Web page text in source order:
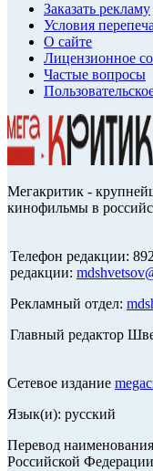
Заказать рекламу
Условия
О сайте
Лицензионное
Частые вопросы
Мегакритик -
кинофильмы в
Телефон редакции:
редакции:
Рекламный отдел:
Главный редактор
Сетевое издание
Язык(и): русский
Перевод
Российской